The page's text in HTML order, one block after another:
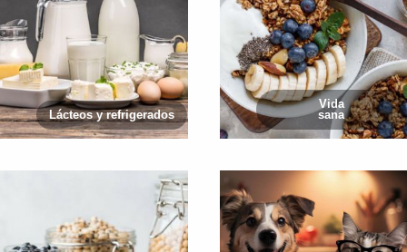
Lácteos y refrigerados
Vida
sana